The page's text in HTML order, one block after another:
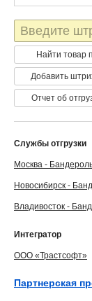
Штрих-
код
Найти товар
Добавить
Отчет об
Службы отгрузки
Москва -
Новосибирск -
Владивосток -
Интегратор
ООО «Трастсофт»
Партнерская